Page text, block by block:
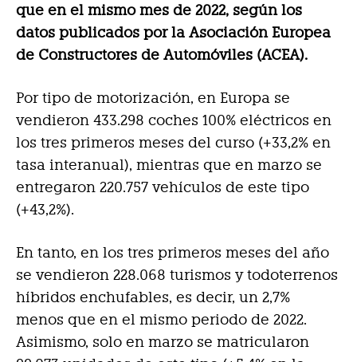
que en el mismo mes de 2022, según los
datos publicados por la Asociación Europea
de Constructores de Automóviles (ACEA).
Por tipo de motorización, en Europa se
vendieron 433.298 coches 100% eléctricos en
los tres primeros meses del curso (+33,2% en
tasa interanual), mientras que en marzo se
entregaron 220.757 vehículos de este tipo
(+43,2%).
En tanto, en los tres primeros meses del año
se vendieron 228.068 turismos y todoterrenos
híbridos enchufables, es decir, un 2,7%
menos que en el mismo periodo de 2022.
Asimismo, solo en marzo se matricularon